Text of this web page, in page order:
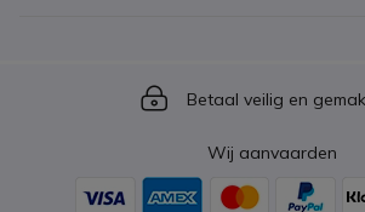
Icon
Betaal veilig en
Wij aanvaarden